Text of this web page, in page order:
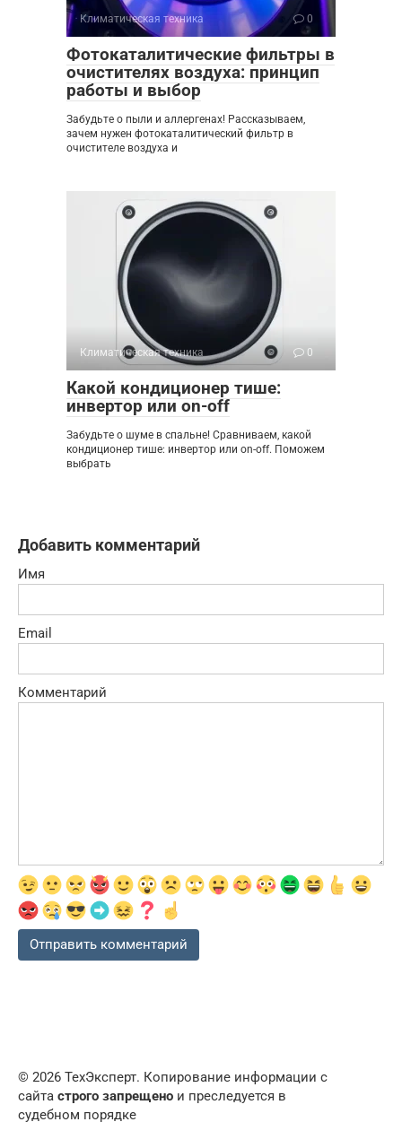
Климатическая техника 0
Фотокаталитические фильтры в
очистителях воздуха: принцип
работы и выбор
Забудьте о пыли и аллергенах! Рассказываем,
зачем нужен фотокаталитический фильтр в
очистителе воздуха и
Климатическая техника 0
Какой кондиционер тише:
инвертор или on-off
Забудьте о шуме в спальне! Сравниваем, какой
кондиционер тише: инвертор или on-off. Поможем
выбрать
Добавить комментарий
Имя
Email
Комментарий
© 2026 ТехЭксперт. Копирование информации с
сайта строго запрещено и преследуется в
судебном порядке